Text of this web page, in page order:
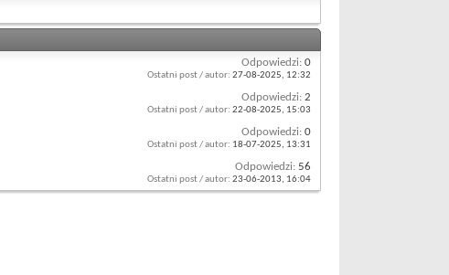
Odpowiedzi: 0
Ostatni post / autor: 27-08-2025, 12:32
Odpowiedzi: 2
Ostatni post / autor: 22-08-2025, 15:03
Odpowiedzi: 0
Ostatni post / autor: 18-07-2025, 13:31
Odpowiedzi: 56
Ostatni post / autor: 23-06-2013, 16:04